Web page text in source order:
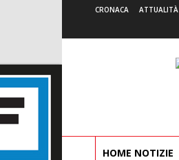
CRONACA ATTUALITÀ
HOME NOTIZIE